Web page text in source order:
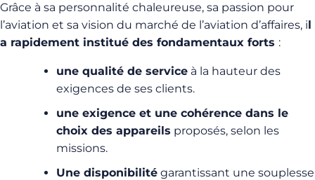
Grâce à sa personnalité chaleureuse, sa passion pour
l’aviation et sa vision du marché de l’aviation d’affaires, il
a rapidement institué des fondamentaux forts :
une qualité de service à la hauteur des
exigences de ses clients.
une exigence et une cohérence dans le
choix des appareils proposés, selon les
missions.
Une disponibilité garantissant une souplesse